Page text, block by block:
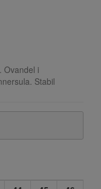
Ovandel i
Stabil